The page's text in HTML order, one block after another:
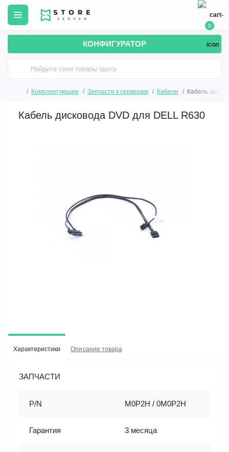
КОНФИГУРАТОР
0
Комплектующие Запчасти к серверам Кабели Кабель
Кабель дисковода DVD для DELL R630
Характеристики Описание товара
ЗАПЧАСТИ
P/N M0P2H / 0M0P2H
Гарантия 3 месяца